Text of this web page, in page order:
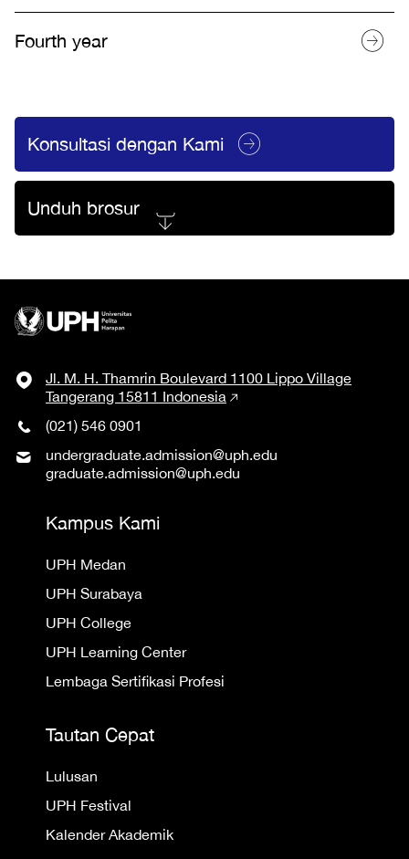
Fourth year
Konsultasi dengan Kami
Unduh brosur
Jl. M. H. Thamrin Boulevard 1100 Lippo Village
Tangerang 15811 Indonesia
(021) 546 0901
undergraduate.admission@uph.edu
graduate.admission@uph.edu
Kampus Kami
UPH Medan
UPH Surabaya
UPH College
UPH Learning Center
Lembaga Sertifikasi Profesi
Tautan Cepat
Lulusan
UPH Festival
Kalender Akademik